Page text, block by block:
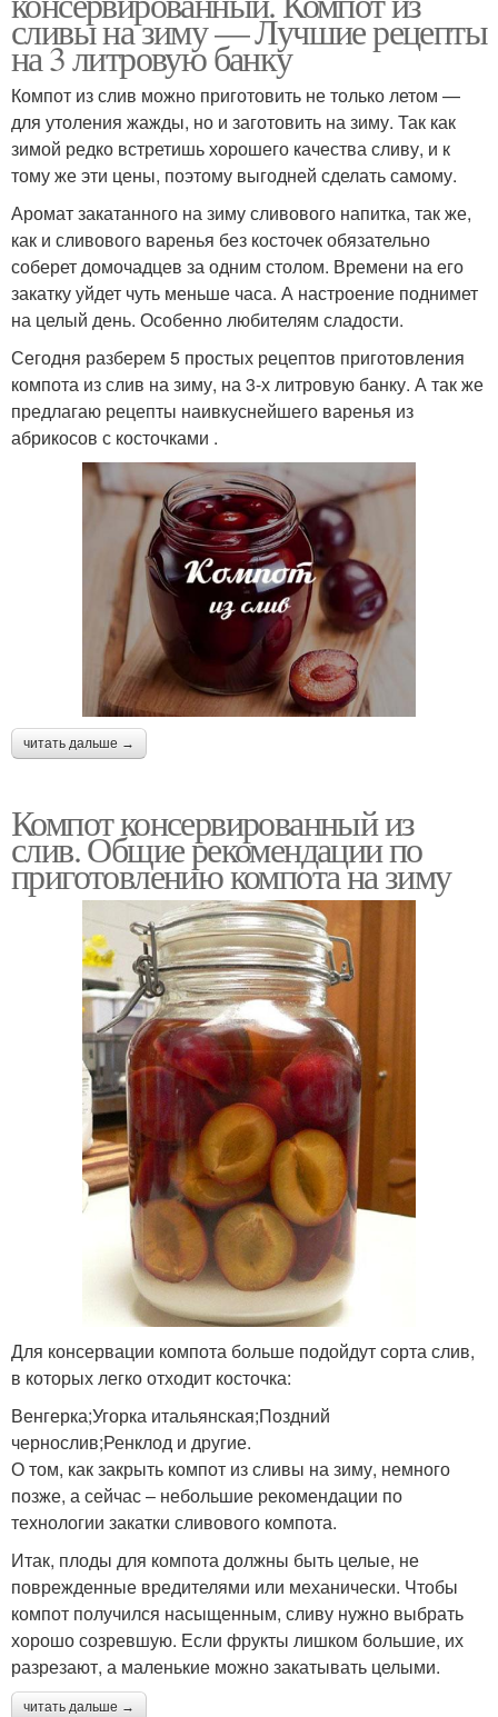
сливы на зиму — Лучшие рецепты
на 3 литровую банку
Компот из слив можно приготовить не только летом —
для утоления жажды, но и заготовить на зиму. Так как
зимой редко встретишь хорошего качества сливу, и к
тому же эти цены, поэтому выгодней сделать самому.
Аромат закатанного на зиму сливового напитка, так же,
как и сливового варенья без косточек обязательно
соберет домочадцев за одним столом. Времени на его
закатку уйдет чуть меньше часа. А настроение поднимет
на целый день. Особенно любителям сладости.
Сегодня разберем 5 простых рецептов приготовления
компота из слив на зиму, на 3-х литровую банку. А так же
предлагаю рецепты наивкуснейшего варенья из
абрикосов с косточками .
читать дальше →
Компот консервированный из
слив. Общие рекомендации по
приготовлению компота на зиму
Для консервации компота больше подойдут сорта слив,
в которых легко отходит косточка:
Венгерка;Угорка итальянская;Поздний
чернослив;Ренклод и другие.
О том, как закрыть компот из сливы на зиму, немного
позже, а сейчас – небольшие рекомендации по
технологии закатки сливового компота.
Итак, плоды для компота должны быть целые, не
поврежденные вредителями или механически. Чтобы
компот получился насыщенным, сливу нужно выбрать
хорошо созревшую. Если фрукты лишком большие, их
разрезают, а маленькие можно закатывать целыми.
читать дальше →